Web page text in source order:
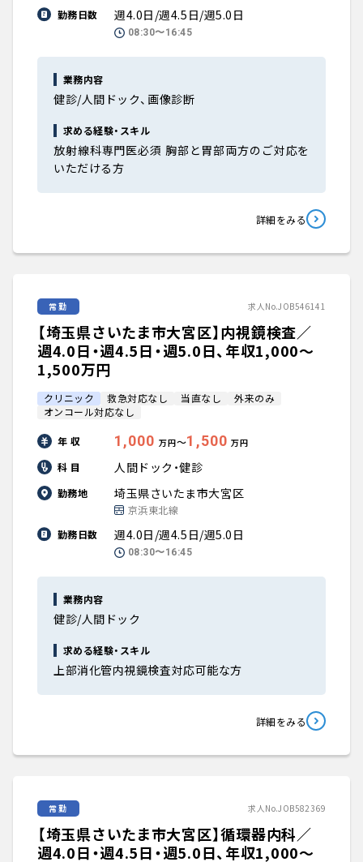
勤務日数
週4.0日/週4.5日/週5.0日
08:30〜16:45
業務内容
健診/人間ドック、画像診断
求める経験・スキル
放射線科専門医必須 胸部と胃部両方のご対応を
いただける方
詳細をみる
常勤 求人No.JOB546141
【埼玉県さいたま市大宮区】内視鏡検査／
週4.0日・週4.5日・週5.0日、年収1,000〜
1,500万円
クリニック 救急対応なし 当直なし
外来のみ
オンコール対応なし
年 収 1,000 万円〜1,500 万円
科 目 人間ドック・健診
勤務地 埼玉県さいたま市大宮区
京浜東北線
勤務日数
週4.0日/週4.5日/週5.0日
08:30〜16:45
業務内容
健診/人間ドック
求める経験・スキル
上部消化管内視鏡検査対応可能な方
詳細をみる
常勤 求人No.JOB582369
【埼玉県さいたま市大宮区】循環器内科／
週4.0日・週4.5日・週5.0日、年収1,000〜